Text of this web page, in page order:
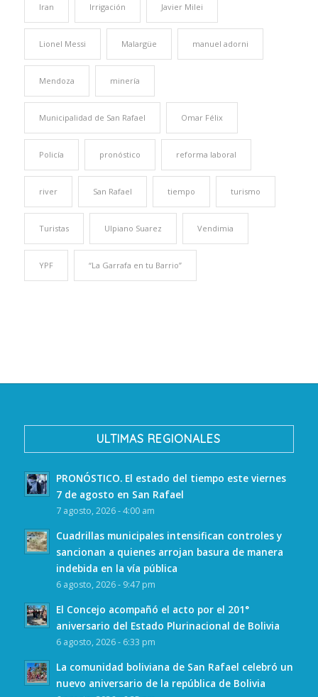
Iran Irrigación Javier Milei
Lionel Messi Malargüe manuel adorni
Mendoza minería
Municipalidad de San Rafael Omar Félix
Policía pronóstico reforma laboral
river San Rafael tiempo turismo
Turistas Ulpiano Suarez Vendimia
YPF “La Garrafa en tu Barrio”
ULTIMAS REGIONALES
PRONÓSTICO. El estado del tiempo este viernes
7 de agosto en San Rafael
7 agosto, 2026 - 4:00 am
Cuadrillas municipales intensifican controles y
sancionan a quienes arrojan basura de manera
indebida en la vía pública
6 agosto, 2026 - 9:47 pm
El Concejo acompañó el acto por el 201°
aniversario del Estado Plurinacional de Bolivia
6 agosto, 2026 - 6:33 pm
La comunidad boliviana de San Rafael celebró un
nuevo aniversario de la república de Bolivia